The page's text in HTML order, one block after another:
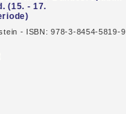
(15. - 17.
- ISBN: 978-3-8454-5819-9